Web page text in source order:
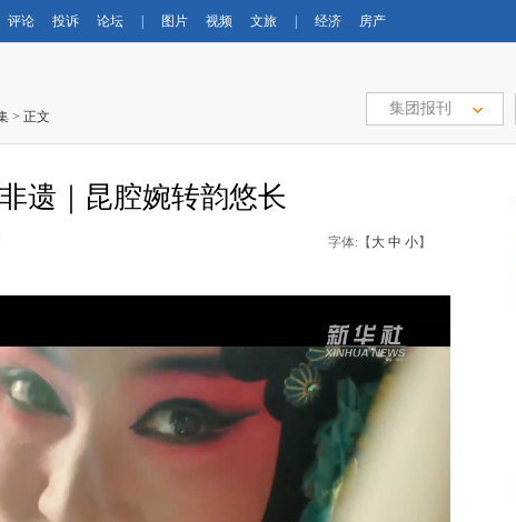
评论 投诉 论坛 图片 视频 文旅 经济 房产
> 正文 集团报刊
遗｜昆腔婉转韵悠长
字体:【 大 中 小】